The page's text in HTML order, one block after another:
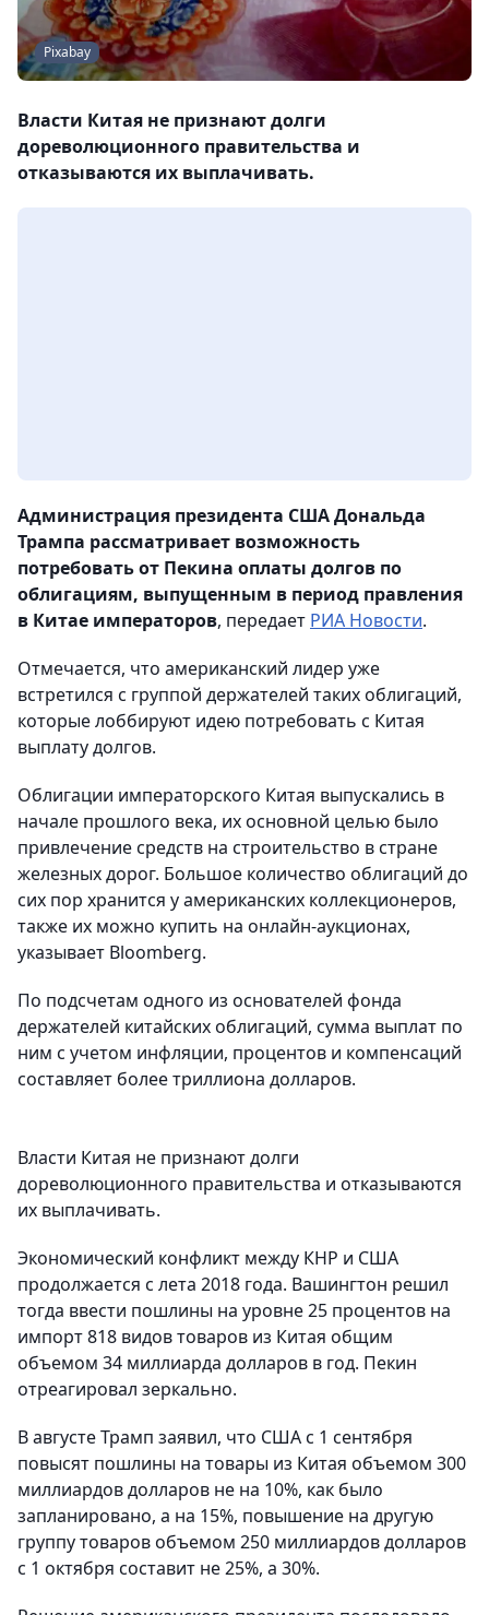
Pixabay
Власти Китая не признают долги
дореволюционного правительства и
отказываются их выплачивать.
Администрация президента США Дональда
Трампа рассматривает возможность
потребовать от Пекина оплаты долгов по
облигациям, выпущенным в период правления
в Китае императоров, передает РИА Новости.
Отмечается, что американский лидер уже
встретился с группой держателей таких облигаций,
которые лоббируют идею потребовать с Китая
выплату долгов.
Облигации императорского Китая выпускались в
начале прошлого века, их основной целью было
привлечение средств на строительство в стране
железных дорог. Большое количество облигаций до
сих пор хранится у американских коллекционеров,
также их можно купить на онлайн-аукционах,
указывает Bloomberg.
По подсчетам одного из основателей фонда
держателей китайских облигаций, сумма выплат по
ним с учетом инфляции, процентов и компенсаций
составляет более триллиона долларов.
Власти Китая не признают долги
дореволюционного правительства и отказываются
их выплачивать.
Экономический конфликт между КНР и США
продолжается с лета 2018 года. Вашингтон решил
тогда ввести пошлины на уровне 25 процентов на
импорт 818 видов товаров из Китая общим
объемом 34 миллиарда долларов в год. Пекин
отреагировал зеркально.
В августе Трамп заявил, что США с 1 сентября
повысят пошлины на товары из Китая объемом 300
миллиардов долларов не на 10%, как было
запланировано, а на 15%, повышение на другую
группу товаров объемом 250 миллиардов долларов
с 1 октября составит не 25%, а 30%.